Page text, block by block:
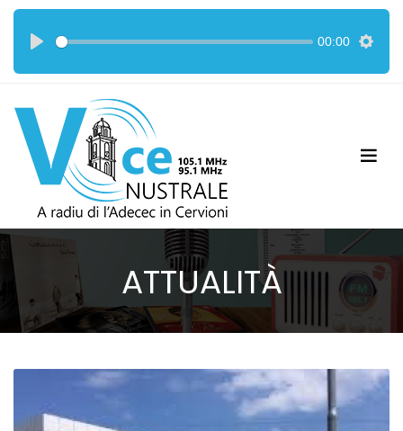
00:00
ATTUALITÀ